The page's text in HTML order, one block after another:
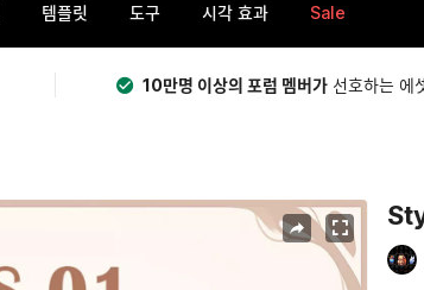
템플릿 도구 시각 효과 Sale
10만명 이상의 포럼 멤버가 선호하는 에